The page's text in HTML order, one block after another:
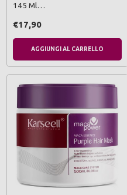
145 Ml…
€17,90
AGGIUNGI AL CARRELLO